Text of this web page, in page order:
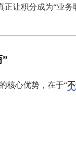
让积分成为“业务
核心优势，在于“